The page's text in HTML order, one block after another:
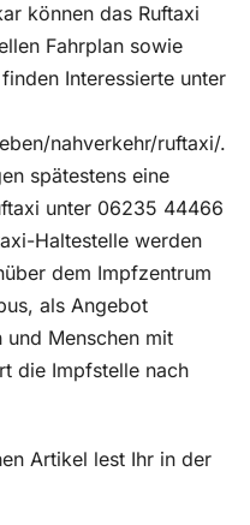
können das Ruftaxi
Fahrplan sowie
Interessierte unter
nahverkehr/ruftaxi/.
spätestens eine
unter 06235 44466
Haltestelle werden
dem Impfzentrum
als Angebot
Menschen mit
die Impfstelle nach
Artikel lest Ihr in der